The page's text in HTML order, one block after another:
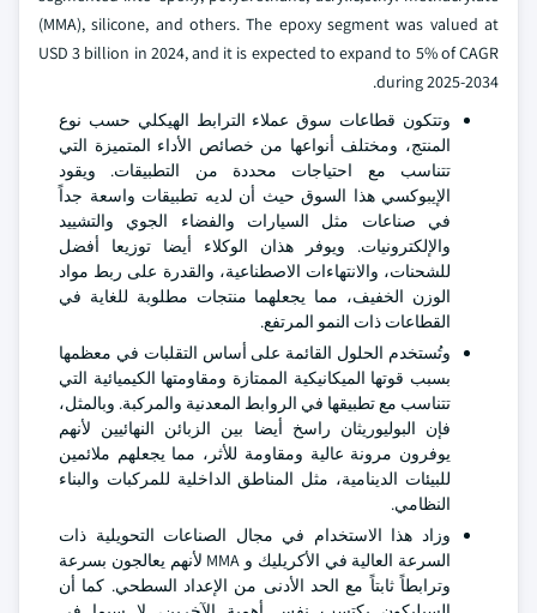
(MMA), silicone, and others. The epoxy segment was valued at
USD 3 billion in 2024, and it is expected to expand to 5% of CAGR
during 2025-2034.
وتتكون قطاعات سوق عملاء الترابط الهيكلي حسب نوع
المنتج، ومختلف أنواعها من خصائص الأداء المتميزة التي
تتناسب مع احتياجات محددة من التطبيقات. ويقود
الإيبوكسي هذا السوق حيث أن لديه تطبيقات واسعة جداً
في صناعات مثل السيارات والفضاء الجوي والتشييد
والإلكترونيات. ويوفر هذان الوكلاء أيضا توزيعا أفضل
للشحنات، والانتهاءات الاصطناعية، والقدرة على ربط مواد
الوزن الخفيف، مما يجعلهما منتجات مطلوبة للغاية في
القطاعات ذات النمو المرتفع.
وتُستخدم الحلول القائمة على أساس التقلبات في معظمها
بسبب قوتها الميكانيكية الممتازة ومقاومتها الكيميائية التي
تتناسب مع تطبيقها في الروابط المعدنية والمركبة. وبالمثل،
فإن البوليوريثان راسخ أيضا بين الزبائن النهائيين لأنهم
يوفرون مرونة عالية ومقاومة للأثر، مما يجعلهم ملائمين
للبيئات الدينامية، مثل المناطق الداخلية للمركبات والبناء
النظامي.
وزاد هذا الاستخدام في مجال الصناعات التحويلية ذات
السرعة العالية في الأكريليك و MMA لأنهم يعالجون بسرعة
وترابطاً ثابتاً مع الحد الأدنى من الإعداد السطحي. كما أن